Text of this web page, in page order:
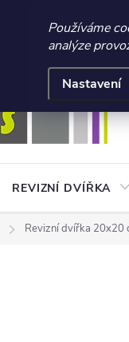
☀️ LETNÍ
Používáme
analýze
Nastavení
Obchodní
REVIZNÍ DVÍŘKA
Revizní dvířka 20x20